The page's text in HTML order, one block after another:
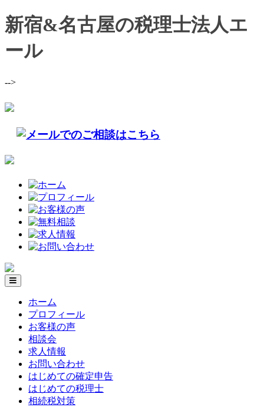
新宿&名古屋の税理士法人エ
ール
-->
ホーム
プロフィール
お客様の声
相談会
求人情報
お問い合わせ
はじめての確定申告
はじめての税理士
相続税対策